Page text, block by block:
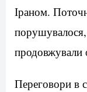
Іраном.
порушувалося,
продовжували
Переговори в